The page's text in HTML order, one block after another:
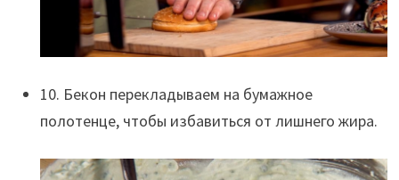
10. Бекон перекладываем на бумажное
полотенце, чтобы избавиться от лишнего жира.